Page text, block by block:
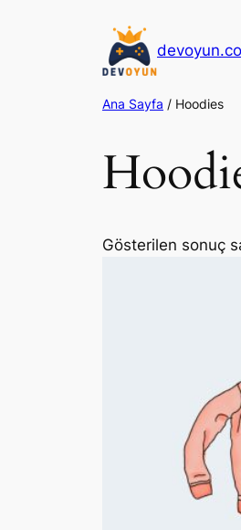
Ana Sayfa / Hoodies
Gösterilen sonuç